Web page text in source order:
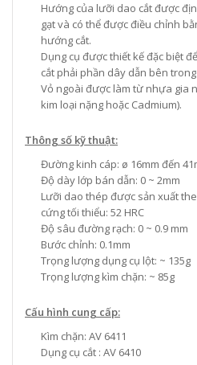
Hướng của lưỡi dao cắt được
gạt và có thể được điều chỉnh
hướng cắt.
Dụng cụ được thiết kế đặc biệt
cắt phải phần dây dẫn bên trong
Vỏ ngoài được làm từ nhựa gia
kim loại nặng hoặc Cadmium).
Thông số kỹ thuật:
Đường kinh cáp: ø 16mm đến
Độ dày lớp bán dẫn: 0 ~ 2mm
Lưỡi dao thép được sản xuất
cứng tối thiểu: 52 HRC
Độ sâu đường rạch: 0 ~ 0.9 mm
Bước chỉnh: 0.1mm
Trọng lượng dụng cụ lột: ~ 135g
Trọng lượng kìm chặn: ~ 85g
Cấu hình cung cấp:
Kìm chặn: AV 6411
Dụng cụ cắt : AV 6410